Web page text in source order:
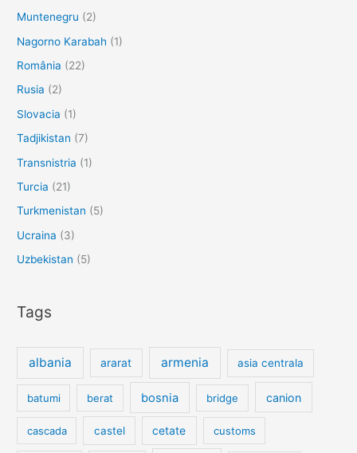
Muntenegru (2)
Nagorno Karabah (1)
România (22)
Rusia (2)
Slovacia (1)
Tadjikistan (7)
Transnistria (1)
Turcia (21)
Turkmenistan (5)
Ucraina (3)
Uzbekistan (5)
Tags
albania ararat armenia asia centrala
batumi berat bosnia bridge canion
cascada castel cetate customs